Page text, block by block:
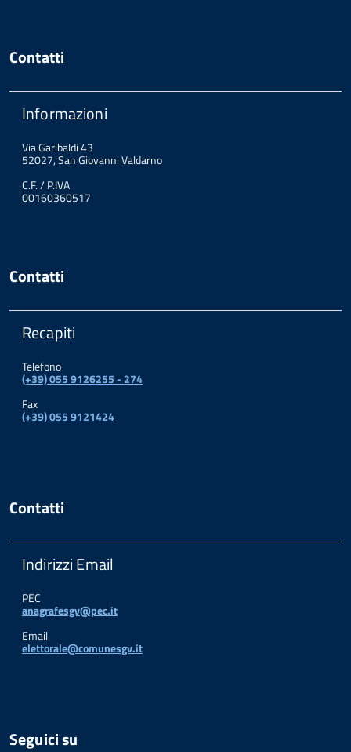
Contatti
Informazioni
Via Garibaldi 43
52027, San Giovanni Valdarno
C.F. / P.IVA
00160360517
Contatti
Recapiti
Telefono
(+39) 055 9126255 - 274
Fax
(+39) 055 9121424
Contatti
Indirizzi Email
PEC
anagrafesgv@pec.it
Email
elettorale@comunesgv.it
Seguici su